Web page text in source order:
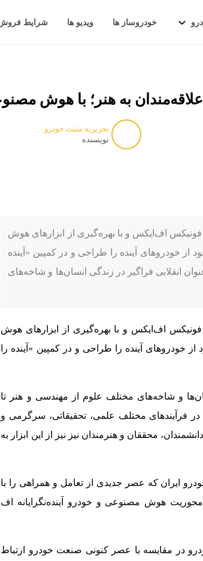
خودروساز ها ویدیو ها شرایط
به هنر؛ با هوش
تحریریه مثبت خودرو
نویسنده
فونیکس اف‌ایکس و با بهره‌گیری از ابزارهای هوش
چشم‌انداز خود از خودروهای آینده را طراحی و در کمپین «آینده
انقلابی فراگیر در زندگی انسان‌ها و شاخه‌های
فونیکس اف‌ایکس و با بهره‌گیری از ابزارهای هوش
خود از خودروهای آینده را طراحی و در کمپین «آینده را
و شاخه‌های مختلف علوم از مهندسی و هنر تا
در فرآیندهای مختلف علمی، تحقیقاتی، سرگرمی و
محققان و هنرمندان نیز نیز از این ابزار به
ایران که عصر جدیدی از تعامل و همراهی را با
هوش مصنوعی و خودرو آینده‌نگرایانه اف
در مقایسه با عصر کنونی صنعت خودرو ارتباط